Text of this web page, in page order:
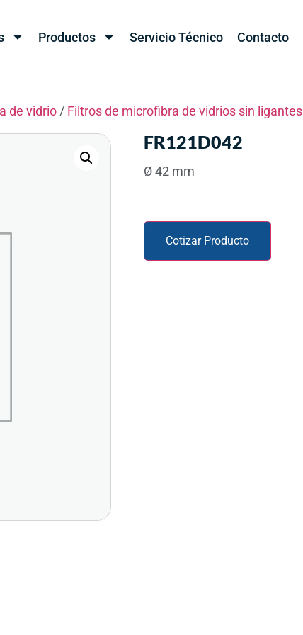
Productos Servicio Técnico Contacto
de vidrio / Filtros de microfibra de vidrios sin ligantes
FR121D042
Ø 42 mm
Cotizar Producto